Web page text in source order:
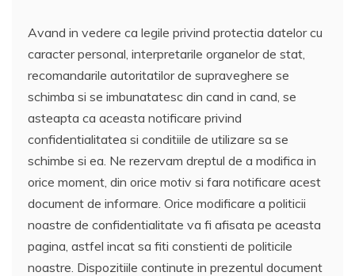
Avand in vedere ca legile privind protectia datelor cu
caracter personal, interpretarile organelor de stat,
recomandarile autoritatilor de supraveghere se
schimba si se imbunatatesc din cand in cand, se
asteapta ca aceasta notificare privind
confidentialitatea si conditiile de utilizare sa se
schimbe si ea. Ne rezervam dreptul de a modifica in
orice moment, din orice motiv si fara notificare acest
document de informare. Orice modificare a politicii
noastre de confidentialitate va fi afisata pe aceasta
pagina, astfel incat sa fiti constienti de politicile
noastre. Dispozitiile continute in prezentul document